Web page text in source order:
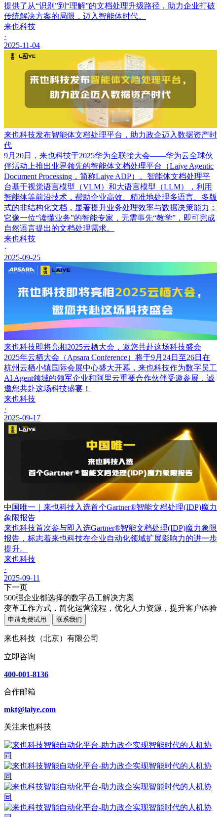
提供了从“识别”到“理解”的文档处理升级路径，助力企业打破
传统解决方案的局限，迈入智能体时代。
来也科技
·
2025-11-04
来也科技发布智能体文档处理平台，助力政企迈入数据资产时
代
9月20日，来也科技于2025华为全联接大会——华为云全球伙
伴活动上推出业界领先的智能体文档处理平台（Laiye Agentic
Document Processing，简称Laiye ADP）。智能体文档处理平
台基于视觉语言模型（VLM）和大语言模型（LLM），利用
智能体等前沿技术，帮助企业高效、精准地处理多语言、多版
式的非结构化文档，显著提升业务处理效率与数据决策能力；
它像一位“读懂业务”的智能专家，无需事先“教学”，即可完成
自然语言提出的文档处理需求。
来也科技
·
2025-09-25
来也科技即将亮相2025云栖大会，邀您共赴这场科技盛会
2025年云栖大会（Apsara Conference）将于9月24日至26日在
杭州云栖小镇国际会展中心盛大开幕，来也科技作为数字员工
AI Agent领域的领军企业和阿里云重要合作伙伴受邀参展，诚
邀您共赴这场科技盛宴！
来也科技
·
2025-09-17
中国唯一｜来也科技入选首个Gartner®智能文档处理(IDP)魔力
象限报告
来也科技首次参与即入选Gartner®智能文档处理(IDP)魔力象限
报告，标志着来也科技在企业自动化领域扩展影响力的进一步
提升。
来也科技
·
2025-09-11
下一页
500强企业都选择的数字员工解决方案
变革工作方式，简化运营流程，优化人力资源，提升客户体验
申请免费试用 联系我们
来也科技（北京）有限公司
立即咨询
400-001-8136
合作邮箱
mkt@laiye.com
关注来也科技